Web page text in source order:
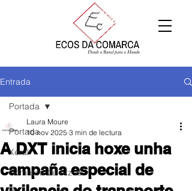
Entrada
Portada
Xeral
Comarca de Arzúa
Portada
A DXT inicia hoxe unha
campaña especial de
Laura Moure
10 nov 2025 3 min de lectura